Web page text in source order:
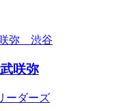
咲弥